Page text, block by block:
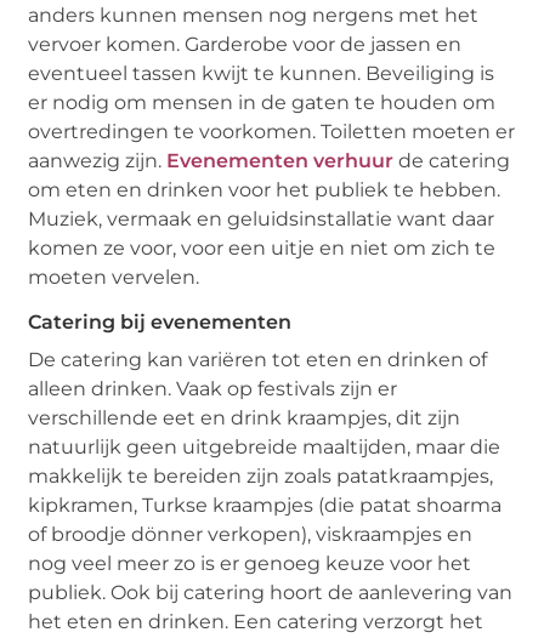
anders kunnen mensen nog nergens met het
vervoer komen. Garderobe voor de jassen en
eventueel tassen kwijt te kunnen. Beveiliging is
er nodig om mensen in de gaten te houden om
overtredingen te voorkomen. Toiletten moeten er
aanwezig zijn. Evenementen verhuurde catering
om eten en drinken voor het publiek te hebben.
Muziek, vermaak en geluidsinstallatie want daar
komen ze voor, voor een uitje en niet om zich te
moeten vervelen.
Catering bij evenementen
De catering kan variëren tot eten en drinken of
alleen drinken. Vaak op festivals zijn er
verschillende eet en drink kraampjes, dit zijn
natuurlijk geen uitgebreide maaltijden, maar die
makkelijk te bereiden zijn zoals patatkraampjes,
kipkramen, Turkse kraampjes (die patat shoarma
of broodje dönner verkopen), viskraampjes en
nog veel meer zo is er genoeg keuze voor het
publiek. Ook bij catering hoort de aanlevering van
het eten en drinken. Een catering verzorgt het